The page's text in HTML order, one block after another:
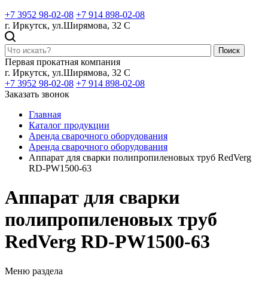
+7 3952 98-02-08 +7 914 898-02-08
г. Иркутск, ул.Ширямова, 32 С
Поиск
Первая прокатная компания
г. Иркутск, ул.Ширямова, 32 С
+7 3952 98-02-08 +7 914 898-02-08
Заказать звонок
Главная
Каталог продукции
Аренда сварочного оборудования
Аренда сварочного оборудования
Аппарат для сварки полипропиленовых труб RedVerg
RD-PW1500-63
Аппарат для сварки
полипропиленовых труб
RedVerg RD-PW1500-63
Меню раздела